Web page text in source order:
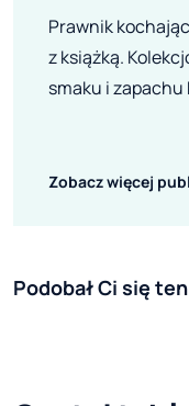
Prawnik
z książką.
smaku i zapachu
Zobacz więcej
Podobał Ci się